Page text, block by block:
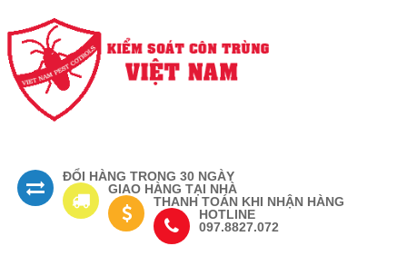
ĐỔI HÀNG TRONG 30 NGÀY
GIAO HÀNG TẠI NHÀ
THANH TOÁN KHI NHẬN HÀNG
HOTLINE
097.8827.072